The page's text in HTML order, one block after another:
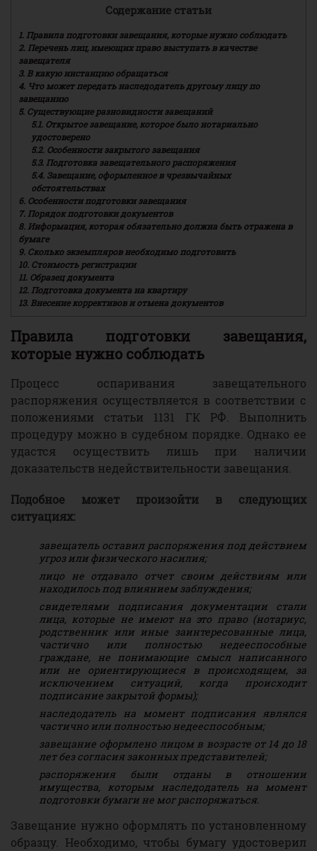
Содержание статьи
1. Правила подготовки завещания, которые нужно соблюдать
2. Перечень лиц, имеющих право выступать в качестве
завещателя
3. В какую инстанцию обращаться
4. Что может передать наследодатель другому лицу по
завещанию
5. Существующие разновидности завещаний
5.1. Открытое завещание, которое было нотариально
удостоверено
5.2. Особенности закрытого завещания
5.3. Подготовка завещательного распоряжения
5.4. Завещание, оформленное в чрезвычайных
обстоятельствах
6. Особенности подготовки завещания
7. Порядок подготовки документов
8. Информация, которая обязательно должна быть отражена в
бумаге
9. Сколько экземпляров необходимо подготовить
10. Стоимость регистрации
11. Образец документа
12. Подготовка документа на квартиру
13. Внесение коррективов и отмена документов
Правила подготовки завещания,
которые нужно соблюдать
Процесс оспаривания завещательного
распоряжения осуществляется в соответствии с
положениями статьи 1131 ГК РФ. Выполнить
процедуру можно в судебном порядке. Однако ее
удастся осуществить лишь при наличии
доказательств недействительности завещания.
Подобное может произойти в следующих
ситуациях:
завещатель оставил распоряжения под действием
угроз или физического насилия;
лицо не отдавало отчет своим действиям или
находилось под влиянием заблуждения;
свидетелями подписания документации стали
лица, которые не имеют на это право (нотариус,
родственник или иные заинтересованные лица,
частично или полностью недееспособные
граждане, не понимающие смысл написанного
или не ориентирующиеся в происходящем, за
исключением ситуаций, когда происходит
подписание закрытой формы);
наследодатель на момент подписания являлся
частично или полностью недееспособным;
завещание оформлено лицом в возрасте от 14 до 18
лет без согласия законных представителей;
распоряжения были отданы в отношении
имущества, которым наследодатель на момент
подготовки бумаги не мог распоряжаться.
Завещание нужно оформлять по установленному
образцу. Необходимо, чтобы бумагу удостоверил